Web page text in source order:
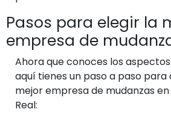
Pasos para elegir la
empresa de
Ahora que conoces los
aquí tienes un paso a paso
mejor empresa de mudanzas
Real: